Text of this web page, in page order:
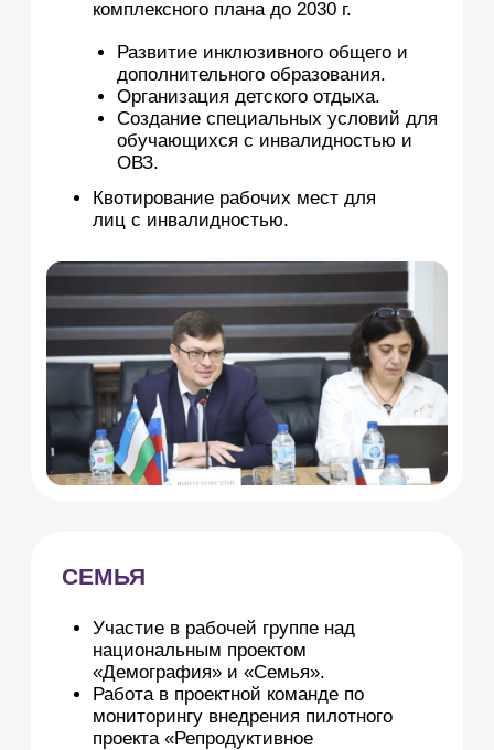
Разработана законодательная
деятельность организаций для детей-
сирот и детей, оставшихся без
попечения родителей, и их
Разработаны анкеты для оценки
профессиональных потребностей
специалистов органов опеки и
попечительства.
Оценка профессиональных
потребностей специалистов органов
опеки и попечительства:
анкетирование и интервьюирование в
пилотных регионах (Калужская
область, РСО-Алания)
Разработана «зонтичная концепция»
федеральной кампании на 2022–2025 гг.
ДЕТИ-СИРОТЫ И ДЕТИ,
ОСТАВШИЕСЯ БЕЗ ПОПЕЧЕНИЯ
РОДИТЕЛЕЙ